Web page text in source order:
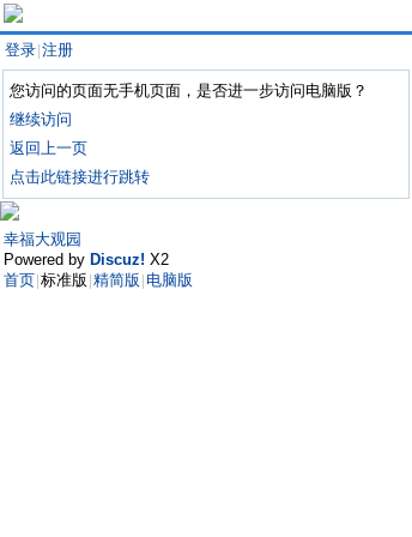
登录 注册
您访问的页面无手机页面，是否进一步访问电脑版？
继续访问
返回上一页
点击此链接进行跳转
幸福大观园
Powered by Discuz! X2
首页 标准版 精简版 电脑版